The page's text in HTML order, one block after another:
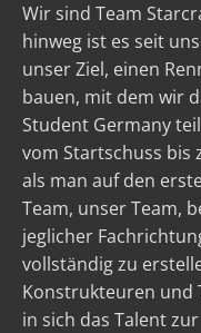
Wir sind Team
hinweg ist es seit
unser Ziel, einen
bauen, mit dem wir
Student Germany
vom Startschuss bis
als man auf den
Team, unser Team,
jeglicher
vollständig zu
Konstrukteuren und
in sich das Talent